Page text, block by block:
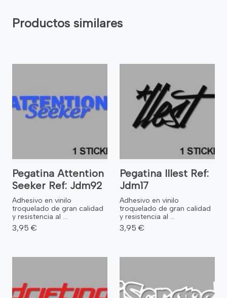
Productos similares
Pegatina Attention
Seeker Ref: Jdm92
Adhesivo en vinilo
troquelado de gran calidad
y resistencia al ...
3,95 €
Pegatina Illest Ref:
Jdm17
Adhesivo en vinilo
troquelado de gran calidad
y resistencia al ...
3,95 €